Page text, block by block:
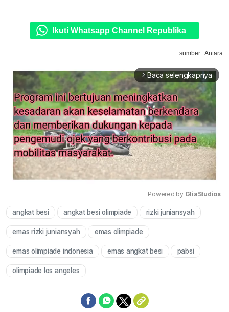
Ikuti Whatsapp Channel Republika
sumber : Antara
arrow_forward_ios Baca selengkapnya
Mute
Powered by GliaStudios
angkat besi angkat besi olimpiade rizki juniansyah
emas rizki juniansyah emas olimpiade
emas olimpiade indonesia emas angkat besi pabsi
olimpiade los angeles